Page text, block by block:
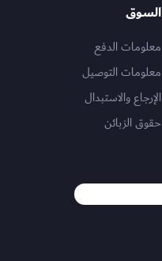
السوق
معلومات الدفع
معلومات التوصيل
الإرجاع والاستبدال
حقوق الزبائن